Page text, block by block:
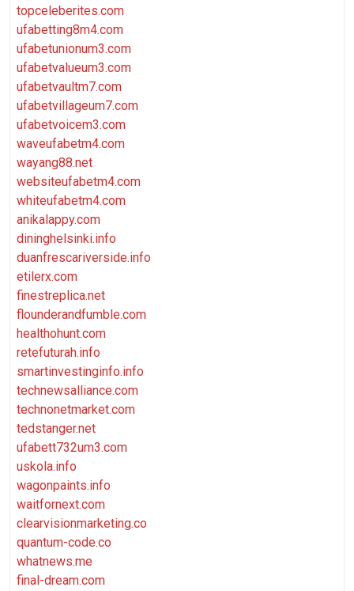
topceleberites.com
ufabetting8m4.com
ufabetunionum3.com
ufabetvalueum3.com
ufabetvaultm7.com
ufabetvillageum7.com
ufabetvoicem3.com
waveufabetm4.com
wayang88.net
websiteufabetm4.com
whiteufabetm4.com
anikalappy.com
dininghelsinki.info
duanfrescariverside.info
etilerx.com
finestreplica.net
flounderandfumble.com
healthohunt.com
retefuturah.info
smartinvestinginfo.info
technewsalliance.com
technonetmarket.com
tedstanger.net
ufabett732um3.com
uskola.info
wagonpaints.info
waitfornext.com
clearvisionmarketing.co
quantum-code.co
whatnews.me
final-dream.com